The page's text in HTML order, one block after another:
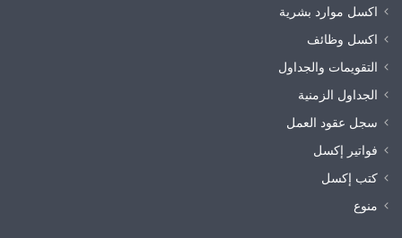
اكسل موارد بشرية
اكسل وظائف
التقويمات والجداول
الجداول الزمنية
سجل عقود العمل
فواتير إكسل
كتب إكسل
منوع